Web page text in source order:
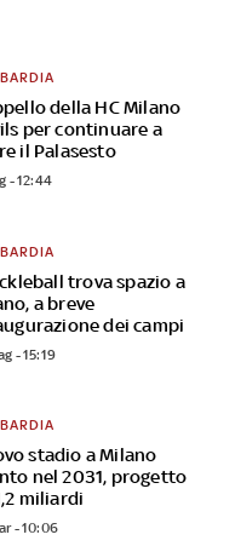
della HC Milano
per continuare a
il Palasesto
- 12:44
trova spazio a
a breve
dei campi
- 15:19
stadio a Milano
nel 2031, progetto
miliardi
- 10:06